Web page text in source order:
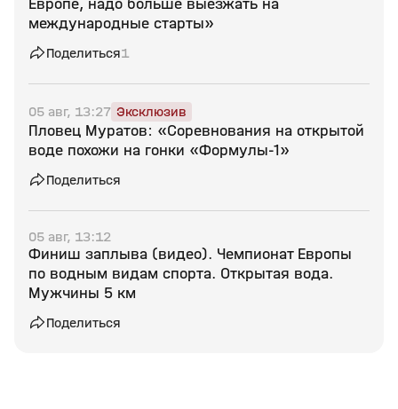
Европе, надо больше выезжать на
международные старты»
Поделиться1
05 авг, 13:27 Эксклюзив
Пловец Муратов: «Соревнования на открытой
воде похожи на гонки «Формулы‑1»
Поделиться
05 авг, 13:12
Финиш заплыва (видео). Чемпионат Европы
по водным видам спорта. Открытая вода.
Мужчины 5 км
Поделиться